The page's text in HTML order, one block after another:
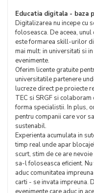
Educatia digitala - baza
Digitalizarea nu incepe cu
foloseasca. De aceea,
este formarea skill-urilor
mai mult: in universitati si
evenimente.
Oferim licente gratuite
universitatile partenere
lucreze direct pe proiecte
TEC si SRGF si colaboram
forma specialistii. In plus,
pentru companii care vor
sustenabil.
Experienta acumulata in
timp real unde apar
scurt, stim de ce are
sa-l foloseasca eficient.
aduc comunitatea
carti - se invata impreuna.